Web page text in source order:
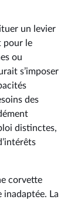
un levier
pour le
ou
s’imposer
des
distinctes,
corvette
inadaptée. La